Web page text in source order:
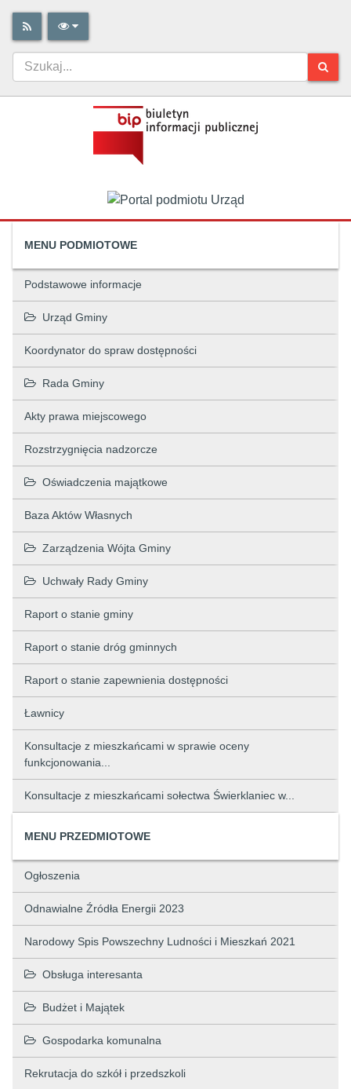
MENU PODMIOTOWE
Podstawowe informacje
Urząd Gminy
Koordynator do spraw dostępności
Rada Gminy
Akty prawa miejscowego
Rozstrzygnięcia nadzorcze
Oświadczenia majątkowe
Baza Aktów Własnych
Zarządzenia Wójta Gminy
Uchwały Rady Gminy
Raport o stanie gminy
Raport o stanie dróg gminnych
Raport o stanie zapewnienia dostępności
Ławnicy
Konsultacje z mieszkańcami w sprawie oceny
funkcjonowania...
Konsultacje z mieszkańcami sołectwa Świerklaniec w...
MENU PRZEDMIOTOWE
Ogłoszenia
Odnawialne Źródła Energii 2023
Narodowy Spis Powszechny Ludności i Mieszkań 2021
Obsługa interesanta
Budżet i Majątek
Gospodarka komunalna
Rekrutacja do szkół i przedszkoli